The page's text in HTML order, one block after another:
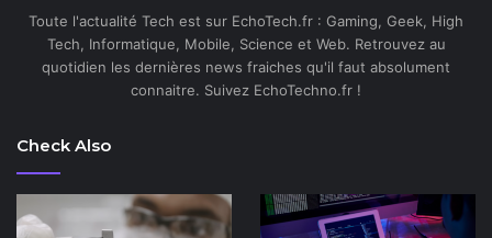
Toute l'actualité Tech est sur EchoTech.fr : Gaming, Geek, High
Tech, Informatique, Mobile, Science et Web. Retrouvez au
quotidien les dernières news fraiches qu'il faut absolument
connaitre. Suivez EchoTechno.fr !
Check Also